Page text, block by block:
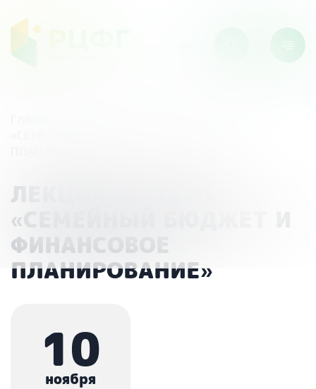
ЛЕКЦИЯ ПО ТЕМЕ
«СЕМЕЙНЫЙ БЮДЖЕТ И
ФИНАНСОВОЕ
ПЛАНИРОВАНИЕ»
10
ноября